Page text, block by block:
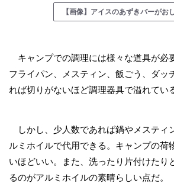
【画像】アイスのあずきバーがお
キャンプでの調理には様々な道具が必
フライパン、メスティン、飯ごう、ダッ
れば切りがないほど調理器具で溢れてい
しかし、少人数であれば鍋やメスティ
ルミホイルで代用できる。キャンプの荷
いほどいい。また、洗ったり片付けたり
るのがアルミホイルの素晴らしい点だ。